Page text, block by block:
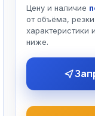
Цену и наличие
от объёма,
характеристики
ниже.